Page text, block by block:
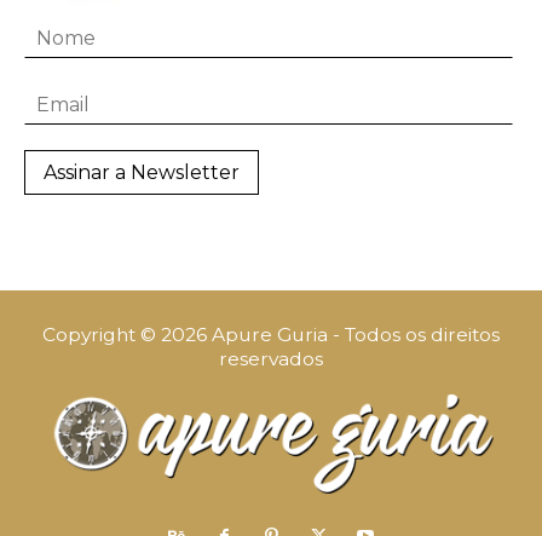
Copyright © 2026 Apure Guria - Todos os direitos
reservados